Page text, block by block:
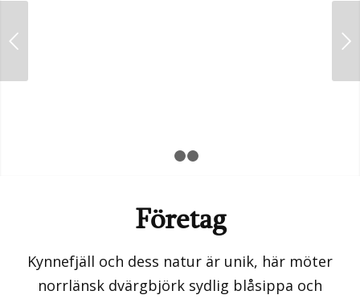
Företag
Kynnefjäll och dess natur är unik, här möter
norrlänsk dvärgbjörk sydlig blåsippa och